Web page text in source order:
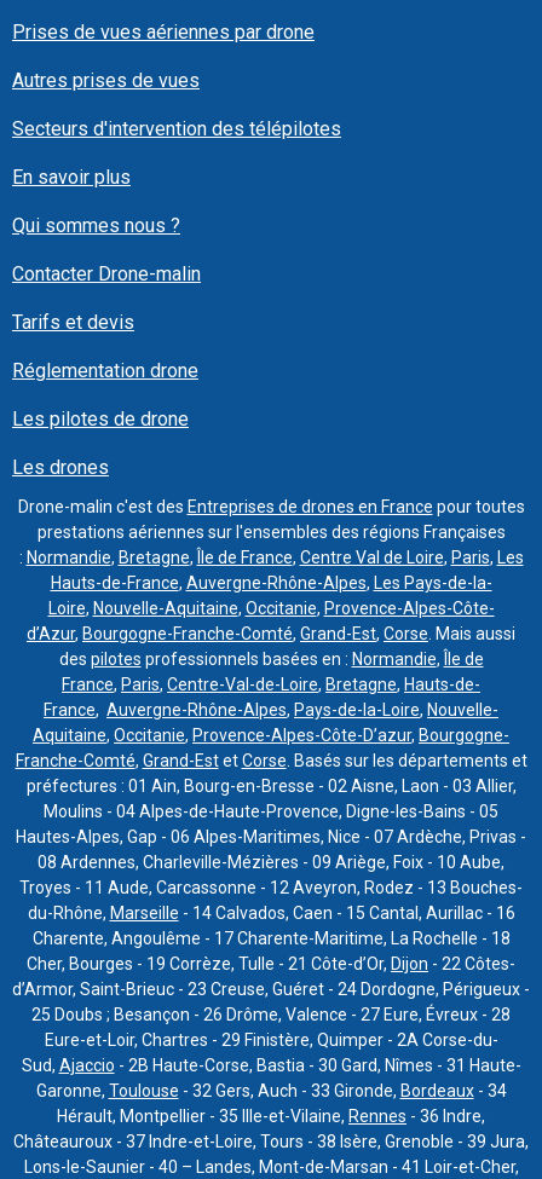
Prises de vues aériennes par drone
Autres prises de vues
Secteurs d'intervention des télépilotes
En savoir plus
Qui sommes nous ?
Contacter Drone-malin
Tarifs et devis
Réglementation drone
Les pilotes de drone
Les drones
Drone-malin c'est des Entreprises de drones en France pour toutes
prestations aériennes sur l'ensembles des régions Françaises
: Normandie, Bretagne, Île de France, Centre Val de Loire, Paris, Les
Hauts-de-France, Auvergne-Rhône-Alpes, Les Pays-de-la-
Loire, Nouvelle-Aquitaine, Occitanie, Provence-Alpes-Côte-
d’Azur, Bourgogne-Franche-Comté, Grand-Est, Corse. Mais aussi
des pilotes professionnels basées en : Normandie,
Île de
France, Paris, Centre-Val-de-Loire, Bretagne, Hauts-de-
France, Auvergne-Rhône-Alpes, Pays-de-la-Loire, Nouvelle-
Aquitaine, Occitanie, Provence-Alpes-Côte-D’azur, Bourgogne-
Franche-Comté, Grand-EstetCorse. Basés sur les départements et
préfectures : 01 Ain, Bourg-en-Bresse - 02 Aisne, Laon - 03 Allier,
Moulins - 04 Alpes-de-Haute-Provence, Digne-les-Bains - 05
Hautes-Alpes, Gap - 06 Alpes-Maritimes, Nice - 07 Ardèche, Privas -
08 Ardennes, Charleville-Mézières - 09 Ariège, Foix - 10 Aube,
Troyes - 11 Aude, Carcassonne - 12 Aveyron, Rodez - 13 Bouches-
du-Rhône, Marseille - 14 Calvados, Caen - 15 Cantal, Aurillac - 16
Charente, Angoulême - 17 Charente-Maritime, La Rochelle - 18
Cher, Bourges - 19 Corrèze, Tulle - 21 Côte-d’Or, Dijon - 22 Côtes-
d’Armor, Saint-Brieuc - 23 Creuse, Guéret - 24 Dordogne, Périgueux -
25 Doubs ; Besançon - 26 Drôme, Valence - 27 Eure, Évreux - 28
Eure-et-Loir, Chartres - 29 Finistère, Quimper - 2A Corse-du-
Sud, Ajaccio - 2B Haute-Corse, Bastia - 30 Gard, Nîmes - 31 Haute-
Garonne, Toulouse - 32 Gers, Auch - 33 Gironde, Bordeaux- 34
Hérault, Montpellier - 35 Ille-et-Vilaine, Rennes - 36 Indre,
Châteauroux - 37 Indre-et-Loire, Tours - 38 Isère, Grenoble - 39 Jura,
Lons-le-Saunier - 40 – Landes, Mont-de-Marsan - 41 Loir-et-Cher,